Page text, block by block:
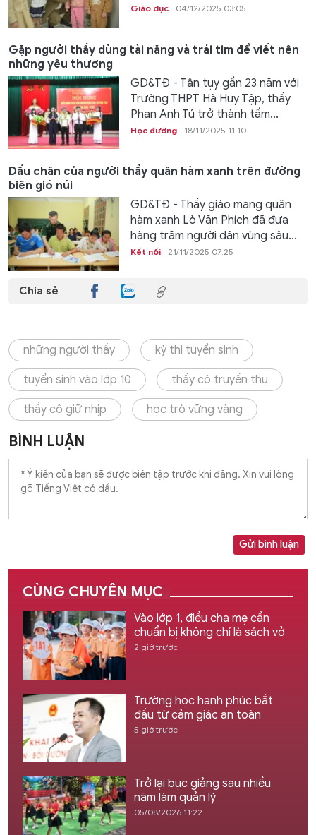
Giáo dục 04/12/2025 03:05
Gặp người thầy dùng tài năng và trái tim để viết nên
những yêu thương
GD&TĐ - Tận tụy gần 23 năm với
Trường THPT Hà Huy Tập, thầy
Phan Anh Tú trở thành tấm...
Học đường 18/11/2025 11:10
Dấu chân của người thầy quân hàm xanh trên đường
biên gió núi
GD&TĐ - Thầy giáo mang quân
hàm xanh Lò Văn Phích đã đưa
hàng trăm người dân vùng sâu...
Kết nối 21/11/2025 07:25
Chia sẻ
những người thầy kỳ thi tuyển sinh
tuyển sinh vào lớp 10 thầy cô truyền thụ
thầy cô giữ nhịp học trò vững vàng
BÌNH LUẬN
Gửi bình luận
CÙNG CHUYÊN MỤC
Vào lớp 1, điều cha mẹ cần
chuẩn bị không chỉ là sách vở
2 giờ trước
Trường học hạnh phúc bắt
đầu từ cảm giác an toàn
5 giờ trước
Trở lại bục giảng sau nhiều
năm làm quản lý
05/08/2026 11:22